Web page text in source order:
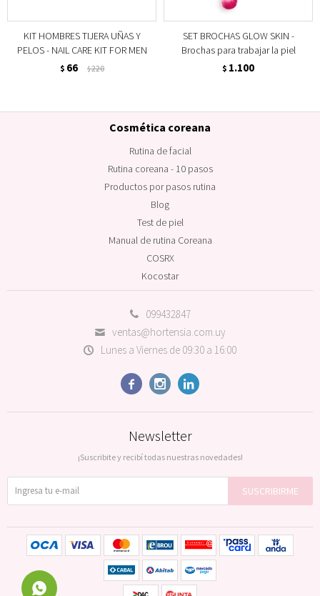
KIT HOMBRES TIJERA UÑAS Y
PELOS - NAIL CARE KIT FOR MEN
$ 66 $220
SET BROCHAS GLOW SKIN -
Brochas para trabajar la piel
$ 1.100
099432847
ventas@hortensia.com.uy
Lunes a Viernes de 09:30 a 16:00
  
Cosmética coreana
Rutina de facial
Rutina coreana - 10 pasos
Productos por pasos rutina
Blog
Test de piel
Manual de rutina Coreana
COSRX
Kocostar
Newsletter
¡Suscribite y recibí todas nuestras novedades!
SUSCRIBIRME